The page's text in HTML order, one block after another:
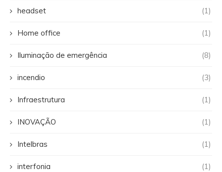
headset (1)
Home office (1)
Iluminação de emergência (8)
incendio (3)
Infraestrutura (1)
INOVAÇÃO (1)
Intelbras (1)
interfonia (1)